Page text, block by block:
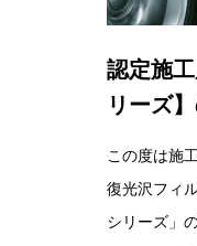
認定施
リーズ
この度は施
復光沢フィ
シリーズ」